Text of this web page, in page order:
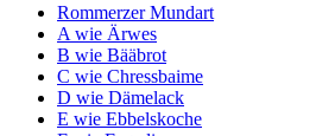
Rommerzer Mundart
A wie Ärwes
B wie Bääbrot
C wie Chressbaime
D wie Dämelack
E wie Ebbelskoche